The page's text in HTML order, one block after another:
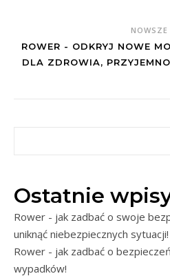
NOWSZE
ROWER - ODKRYJ NOWE
DLA ZDROWIA,
Ostatnie
Rower - jak zadbać o swoje
uniknąć niebezpiecznych sytuacji!
Rower - jak zadbać o
wypadków!